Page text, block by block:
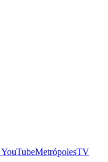
YouTubeMetrópolesTV